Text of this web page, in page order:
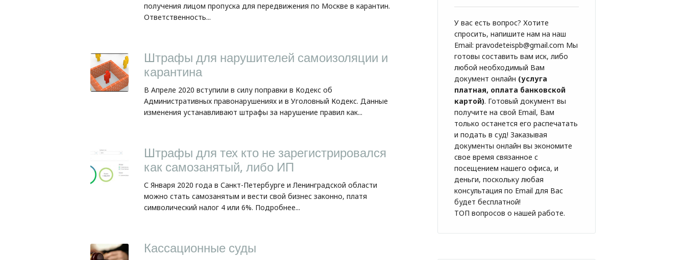
получения лицом пропуска для передвижения по Москве в карантин.
Ответственность...
Штрафы для нарушителей самоизоляции и
карантина
В Апреле 2020 вступили в силу поправки в Кодекс об
Административных правонарушениях и в Уголовный Кодекс. Данные
изменения устанавливают штрафы за нарушение правил как...
Штрафы для тех кто не зарегистрировался
как самозанятый, либо ИП
С Января 2020 года в Санкт-Петербурге и Ленинградской области
можно стать самозанятым и вести свой бизнес законно, платя
символический налог 4 или 6%. Подробнее...
Кассационные суды
У вас есть вопрос? Хотите
спросить, напишите нам на наш
Email: pravodeteispb@gmail.com Мы
готовы составить вам иск, либо
любой необходимый Вам
документ онлайн (услуга
платная, оплата банковской
картой). Готовый документ вы
получите на свой Email, Вам
только останется его распечатать
и подать в суд! Заказывая
документы онлайн вы экономите
свое время связанное с
посещением нашего офиса, и
деньги, поскольку любая
консультация по Email для Вас
будет бесплатной!
ТОП вопросов о нашей работе.